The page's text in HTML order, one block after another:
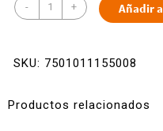
- + Añadir
SKU: 7501011155008
Productos relacionados